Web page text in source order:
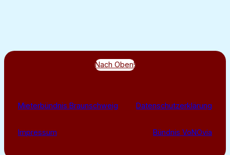
Nach Oben!
Mieterbündnis Braunschweig Datenschutzerklärung
Impressum Bündnis VoNOvia